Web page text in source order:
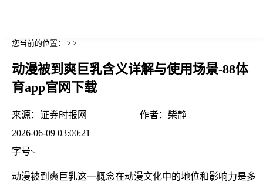
您当前的位置： > >
动漫被到爽巨乳含义详解与使用场景-88体
育app官网下载
来源： 证券时报网 作者： 柴静
2026-06-09 03:00:21
字号
动漫被到爽巨乳这一概念在动漫文化中的地位和影响力是多